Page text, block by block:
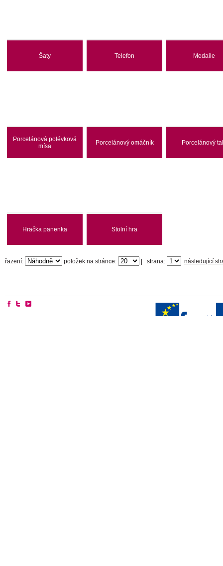
Šaty Telefon Medaile
Porcelánová polévková
mísa
Porcelánový omáčník Porcelánový
Hračka panenka Stolní hra
řazení: položek na stránce: strana: následující